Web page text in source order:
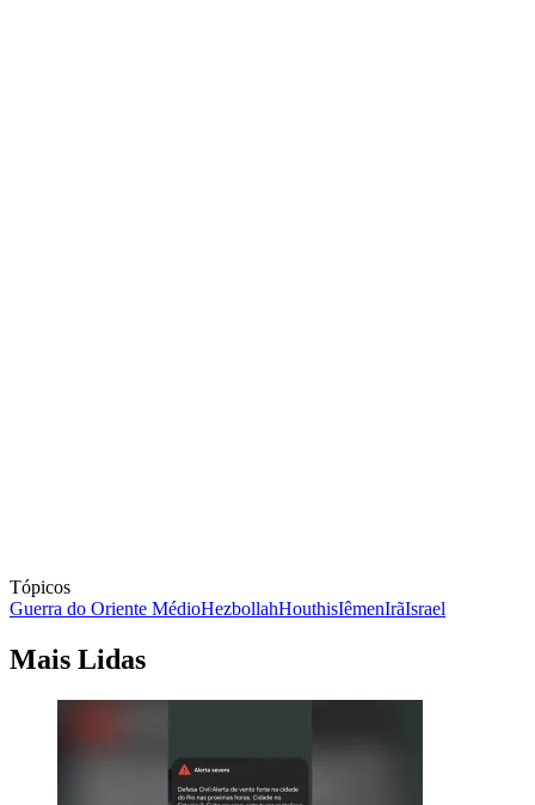
Tópicos
Guerra do Oriente MédioHezbollahHouthisIêmenIrãIsrael
Mais Lidas